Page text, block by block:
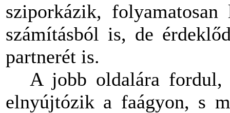
sziporkázik,
számításból is, de
partnerét is.
A jobb oldalára fordul,
elnyújtózik a faágyon, s